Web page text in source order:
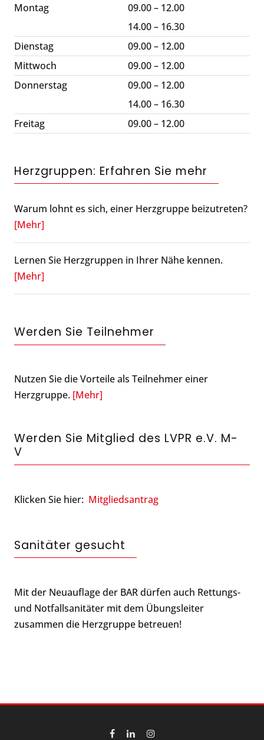
Montag
09.00 – 12.00
14.00 – 16.30
Dienstag
09.00 – 12.00
Mittwoch
09.00 – 12.00
Donnerstag
09.00 – 12.00
14.00 – 16.30
Freitag
09.00 – 12.00
Herzgruppen: Erfahren Sie mehr
Warum lohnt es sich, einer Herzgruppe beizutreten?
[Mehr]
Lernen Sie Herzgruppen in Ihrer Nähe kennen.
[Mehr]
Werden Sie Teilnehmer
Nutzen Sie die Vorteile als Teilnehmer einer
Herzgruppe. [Mehr]
Werden Sie Mitglied des LVPR e.V. M-
V
Klicken Sie hier: Mitgliedsantrag
Sanitäter gesucht
Mit der Neuauflage der BAR dürfen auch Rettungs-
und Notfallsanitäter mit dem Übungsleiter
zusammen die Herzgruppe betreuen!
Facebook
LinkedinInstagram